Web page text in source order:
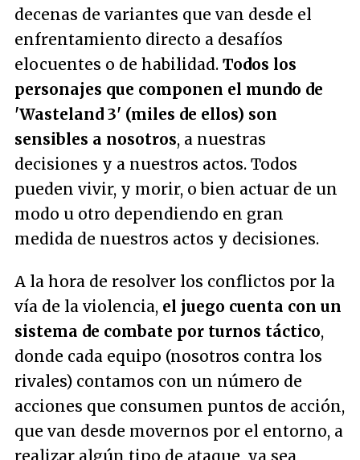
decenas de variantes que van desde el
enfrentamiento directo a desafíos
elocuentes o de habilidad. Todos los
personajes que componen el mundo de
'Wasteland 3' (miles de ellos) son
sensibles a nosotros, a nuestras
decisiones y a nuestros actos. Todos
pueden vivir, y morir, o bien actuar de un
modo u otro dependiendo en gran
medida de nuestros actos y decisiones.
A la hora de resolver los conflictos por la
vía de la violencia, el juego cuenta con un
sistema de combate por turnos táctico,
donde cada equipo (nosotros contra los
rivales) contamos con un número de
acciones que consumen puntos de acción,
que van desde movernos por el entorno, a
realizar algún tipo de ataque, ya sea